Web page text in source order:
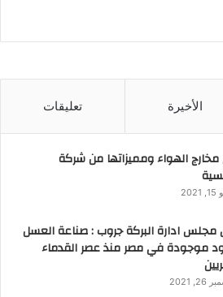
الأخيرة تعليقات
مخارج الهواء ومميزاتها من شركة
مجلس ادارة البركة جروب : صناعة العسل
موجودة في مصر منذ عصر القدماء
2021